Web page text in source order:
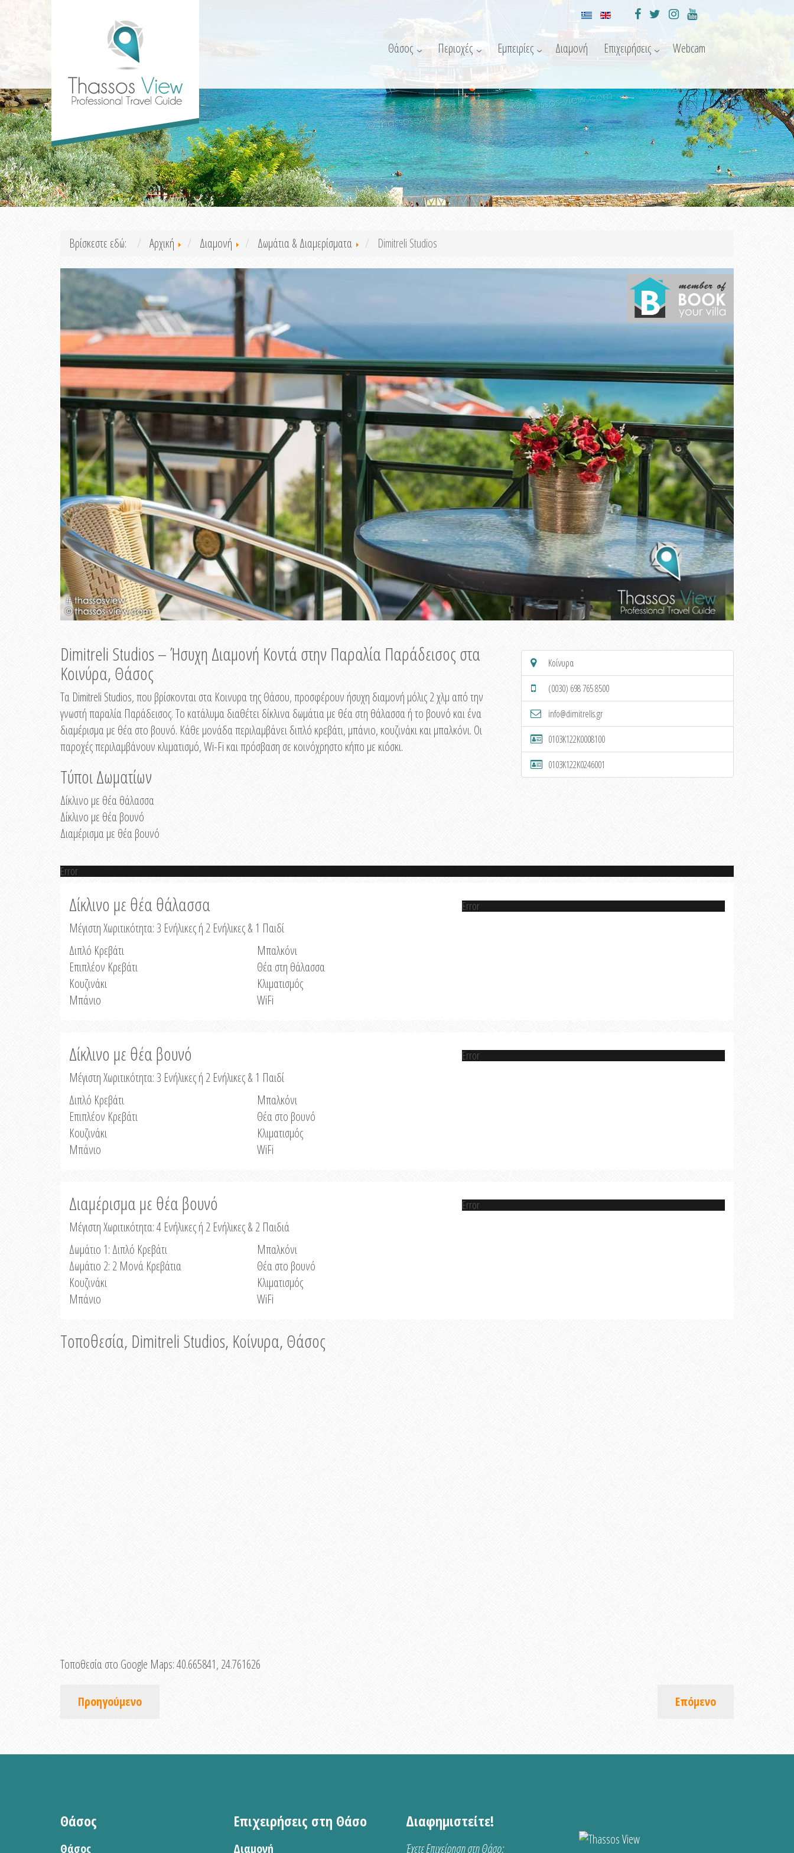
Θάσος Περιοχές Εμπειρίες Διαμονή Επιχειρήσεις Webcam
Βρίσκεστε εδώ: Αρχική Διαμονή Δωμάτια & Διαμερίσματα Dimitreli Studios
Dimitreli Studios – Ήσυχη Διαμονή Κοντά στην Παραλία Παράδεισος στα
Κοινύρα, Θάσος
Τα Dimitreli Studios, που βρίσκονται στα Κοινυρα της Θάσου, προσφέρουν ήσυχη διαμονή μόλις 2 χλμ από την
γνωστή παραλία Παράδεισος. Το κατάλυμα διαθέτει δίκλινα δωμάτια με θέα στη θάλασσα ή το βουνό και ένα
διαμέρισμα με θέα στο βουνό. Κάθε μονάδα περιλαμβάνει διπλό κρεβάτι, μπάνιο, κουζινάκι και μπαλκόνι. Οι
παροχές περιλαμβάνουν κλιματισμό, Wi-Fi και πρόσβαση σε κοινόχρηστο κήπο με κιόσκι.
Τύποι Δωματίων
Δίκλινο με θέα θάλασσα
Δίκλινο με θέα βουνό
Διαμέρισμα με θέα βουνό
Κοίνυρα
(0030) 698 765 8500
info@dimitrelis.gr
0103K122K0008100
0103K122K0246001
Error
Δίκλινο με θέα θάλασσα
Μέγιστη Χωριτικότητα: 3 Ενήλικες ή 2 Ενήλικες & 1 Παιδί
Διπλό Κρεβάτι
Επιπλέον Κρεβάτι
Κουζινάκι
Μπάνιο
Μπαλκόνι
Θέα στη θάλασσα
Κλιματισμός
WiFi
Error
Δίκλινο με θέα βουνό
Μέγιστη Χωριτικότητα: 3 Ενήλικες ή 2 Ενήλικες & 1 Παιδί
Διπλό Κρεβάτι
Επιπλέον Κρεβάτι
Κουζινάκι
Μπάνιο
Μπαλκόνι
Θέα στο βουνό
Κλιματισμός
WiFi
Error
Διαμέρισμα με θέα βουνό
Μέγιστη Χωριτικότητα: 4 Ενήλικες ή 2 Ενήλικες & 2 Παιδιά
Δωμάτιο 1: Διπλό Κρεβάτι
Δωμάτιο 2: 2 Μονά Κρεβάτια
Κουζινάκι
Μπάνιο
Μπαλκόνι
Θέα στο βουνό
Κλιματισμός
WiFi
Error
Τοποθεσία, Dimitreli Studios, Κοίνυρα, Θάσος
Τοποθεσία στο Google Maps:40.665841, 24.761626
Προηγούμενο Επόμενο
Θάσος
Θάσος
Επιχειρήσεις στη Θάσο
Διαμονή
Διαφημιστείτε!
Έχετε Επιχείρηση στη Θάσο;